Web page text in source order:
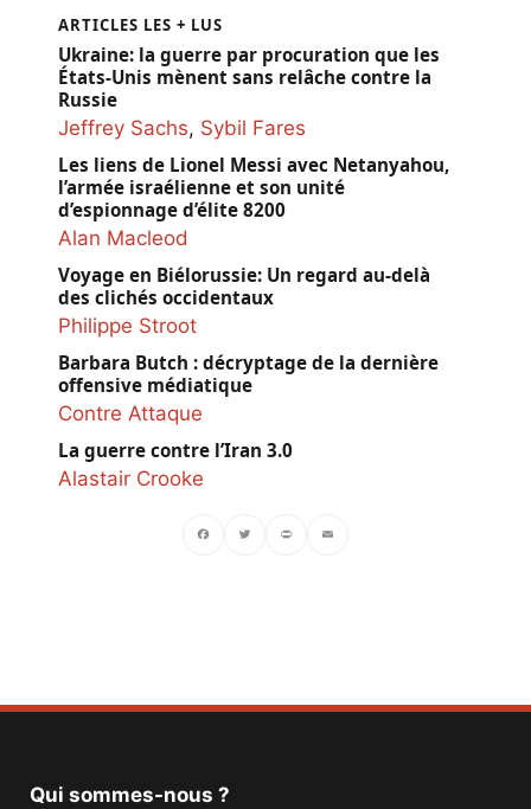
ARTICLES LES + LUS
Ukraine: la guerre par procuration que les
États-Unis mènent sans relâche contre la
Russie
Jeffrey Sachs, Sybil Fares
Les liens de Lionel Messi avec Netanyahou,
l’armée israélienne et son unité
d’espionnage d’élite 8200
Alan Macleod
Voyage en Biélorussie: Un regard au-delà
des clichés occidentaux
Philippe Stroot
Barbara Butch : décryptage de la dernière
offensive médiatique
Contre Attaque
La guerre contre l’Iran 3.0
Alastair Crooke
Qui sommes-nous ?